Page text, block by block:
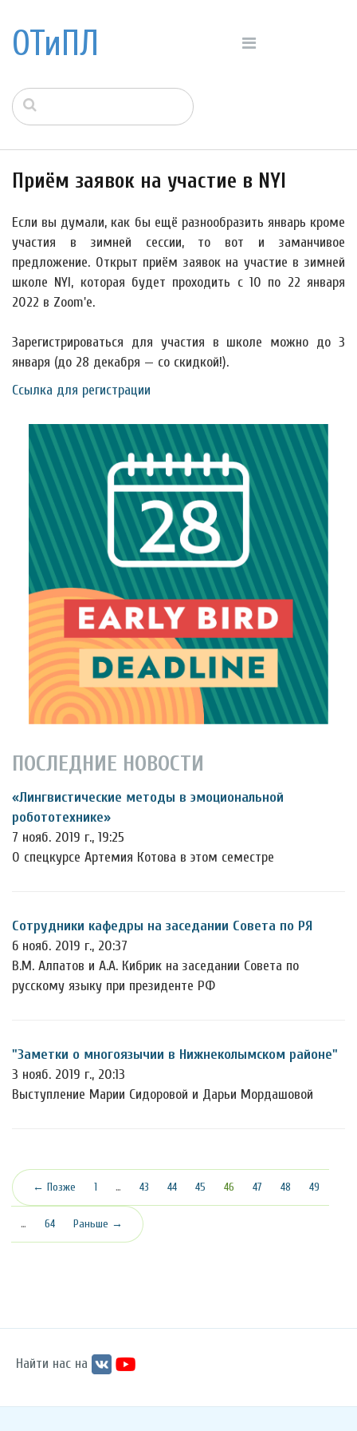
ОТиПЛ
Приём заявок на участие в NYI
Если вы думали, как бы ещё разнообразить январь кроме
участия в зимней сессии, то вот и заманчивое
предложение. Открыт приём заявок на участие в зимней
школе NYI, которая будет проходить с 10 по 22 января
2022 в Zoom'е.
Зарегистрироваться для участия в школе можно до 3
января (до 28 декабря — со скидкой!).
Ссылка для регистрации
ПОСЛЕДНИЕ НОВОСТИ
«Лингвистические методы в эмоциональной
робототехнике»
7 нояб. 2019 г., 19:25
О спецкурсе Артемия Котова в этом семестре
Сотрудники кафедры на заседании Совета по РЯ
6 нояб. 2019 г., 20:37
В.М. Алпатов и А.А. Кибрик на заседании Совета по
русскому языку при президенте РФ
"Заметки о многоязычии в Нижнеколымском районе"
3 нояб. 2019 г., 20:13
Выступление Марии Сидоровой и Дарьи Мордашовой
← Позже 1 … 43 44 45 46 (текущая)
47 48 49
… 64 Раньше →
Найти нас на